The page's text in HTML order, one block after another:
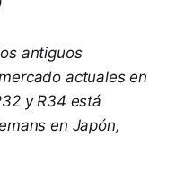
antiguos
actuales en
y R34 está
en Japón,